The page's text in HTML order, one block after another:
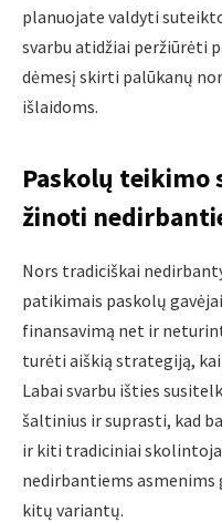
planuojate valdyti
svarbu atidžiai peržiūrėti
dėmesį skirti palūkanų
išlaidoms.
Paskolų teikimo
žinoti
Nors tradiciškai
patikimais paskolų
finansavimą net ir
turėti aiškią strategiją,
Labai svarbu išties
šaltinius ir suprasti, kad
ir kiti tradiciniai
nedirbantiems
kitų variantų.